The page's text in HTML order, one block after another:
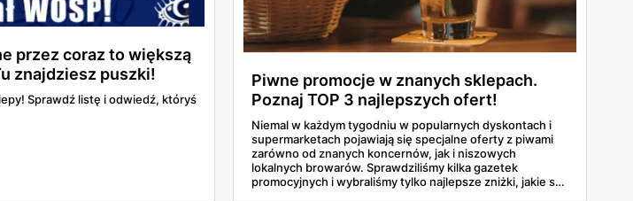
przez coraz to większą
znajdziesz puszki!
Sprawdź listę i odwiedź, któryś
Piwne promocje w znanych sklepach.
Poznaj TOP 3 najlepszych ofert!
Niemal w każdym tygodniu w popularnych dyskontach i
supermarketach pojawiają się specjalne oferty z piwami
zarówno od znanych koncernów, jak i niszowych
lokalnych browarów. Sprawdziliśmy kilka gazetek
promocyjnych i wybraliśmy tylko najlepsze zniżki, jakie są